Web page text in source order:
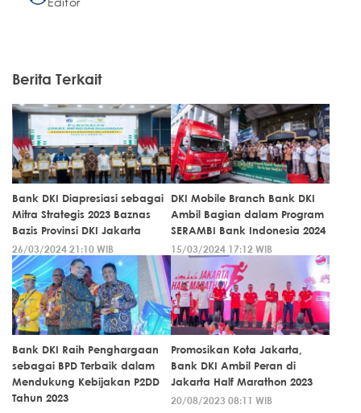
Berita Terkait
Bank DKI Diapresiasi sebagai
Mitra Strategis 2023 Baznas
Bazis Provinsi DKI Jakarta
26/03/2024 21:10 WIB
DKI Mobile Branch Bank DKI
Ambil Bagian dalam Program
SERAMBI Bank Indonesia 2024
15/03/2024 17:12 WIB
Bank DKI Raih Penghargaan
sebagai BPD Terbaik dalam
Mendukung Kebijakan P2DD
Tahun 2023
Promosikan Kota Jakarta,
Bank DKI Ambil Peran di
Jakarta Half Marathon 2023
20/08/2023 08:11 WIB